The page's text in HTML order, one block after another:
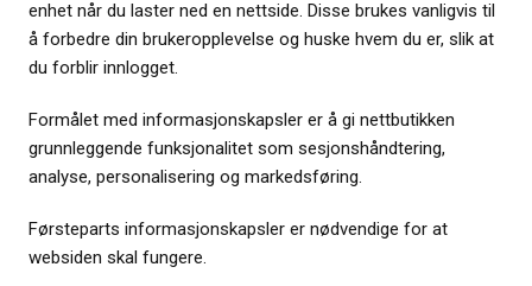
enhet når du laster ned en nettside. Disse brukes vanligvis til
å forbedre din brukeropplevelse og huske hvem du er, slik at
du forblir innlogget.
Formålet med informasjonskapsler er å gi nettbutikken
grunnleggende funksjonalitet som sesjonshåndtering,
analyse, personalisering og markedsføring.
Førsteparts informasjonskapsler er nødvendige for at
websiden skal fungere.